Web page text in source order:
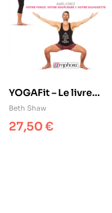
YOGAFit – Le livre
officiel de la méthode
best-seller
Beth Shaw
27,50 €